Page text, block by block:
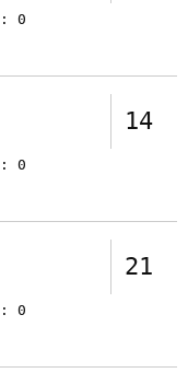
: 0
14
: 0
21
: 0